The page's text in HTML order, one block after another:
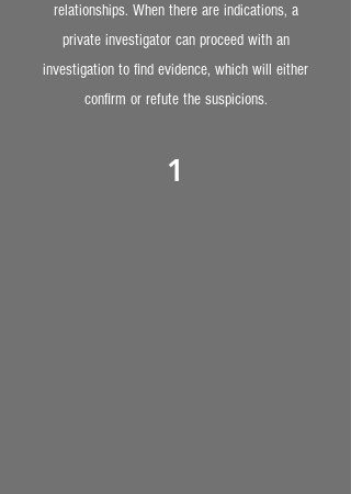
relationships. When there are indications, a
private investigator can proceed with an
investigation to find evidence, which will either
confirm or refute the suspicions.
1